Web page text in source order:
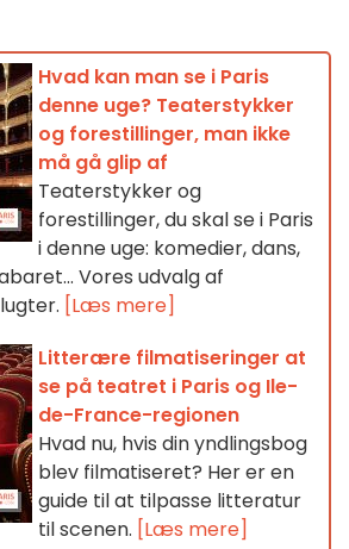
Hvad kan man se i Paris
denne uge? Teaterstykker
og forestillinger, man ikke
må gå glip af
Teaterstykker og
forestillinger, du skal se i Paris
i denne uge: komedier, dans,
Vores udvalg af
[Læs mere]
Litterære filmatiseringer at
se på teatret i Paris og Ile-
de-France-regionen
Hvad nu, hvis din yndlingsbog
blev filmatiseret? Her er en
guide til at tilpasse litteratur
til scenen. [Læs mere]